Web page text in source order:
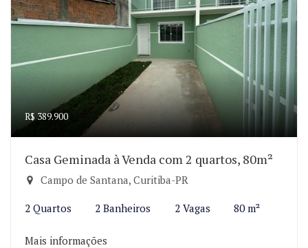
R$ 389.900
Casa Geminada à Venda com 2 quartos, 80m²
Campo de Santana, Curitiba-PR
2 Quartos 2 Banheiros 2 Vagas 80 m²
Mais informações